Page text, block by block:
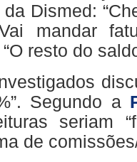
Dismed:
mandar
resto do
Segundo a
seriam
de